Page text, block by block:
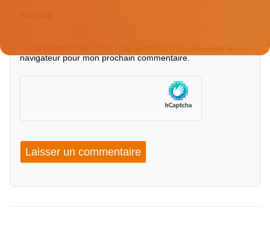
navigateur pour mon prochain commentaire.